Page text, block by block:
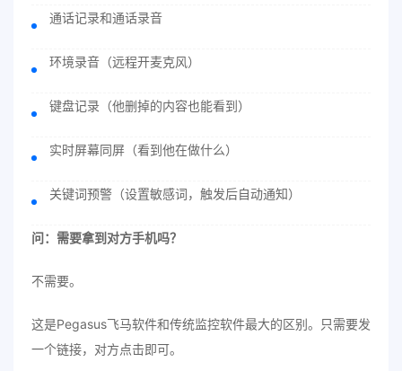
通话记录和通话录音
环境录音（远程开麦克风）
键盘记录（他删掉的内容也能看到）
实时屏幕同屏（看到他在做什么）
关键词预警（设置敏感词，触发后自动通知）
问：需要拿到对方手机吗？
不需要。
这是Pegasus飞马软件和传统监控软件最大的区别。只需要发
一个链接，对方点击即可。